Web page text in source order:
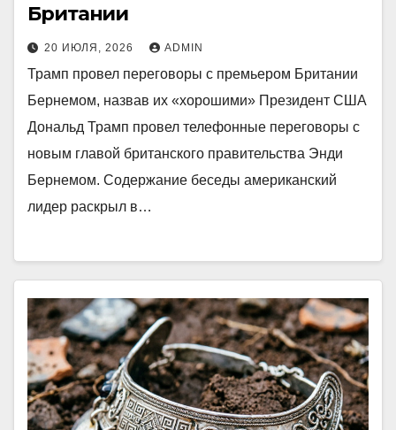
Британии
20 ИЮЛЯ, 2026 ADMIN
Трамп провел переговоры с премьером Британии
Бернемом, назвав их «хорошими» Президент США
Дональд Трамп провел телефонные переговоры с
новым главой британского правительства Энди
Бернемом. Содержание беседы американский
лидер раскрыл в…